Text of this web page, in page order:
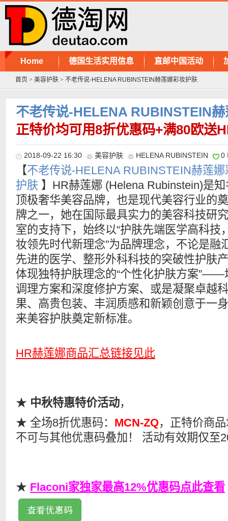
Home 德国生活实用信息 直邮中国活动
首页 > 美容护肤 > 不老传说-HELENA RUBINSTEIN赫莲娜彩妆护肤
不老传说-HELENA RUBINSTEIN
正特价均可用8折优惠码+满80欧送
2018-09-22 16:30 美容护肤 HELENA RUBINSTEIN 0
【不老传说-HELENA RUBINSTEIN赫莲娜
护肤 】HR赫莲娜 (Helena Rubinstein)是
顶极奢华美容品牌，也是现代美容行业的
牌之一，她在国际最具实力的美容科技研
室的支持下，始终以“护肤先端医学高科技
妆领先时代新理念”为品牌理念，不论是融
先进的医学、整形外科科技的突破性护肤
体现独特护肤理念的“个性化护肤方案”――
调理方案和深度修护方案、或是凝聚卓越
果、高贵包装、丰润质感和新颖创意于一
来美容护肤奠定新标准。
HR赫莲娜商品汇总链接见此
★ 中秋特惠特价活动，
★ 全场8折优惠码： MCN-ZQ，正特价商
不可与其他优惠码叠加！ 活动有效期仅至
★ Flaconi家独家最高12%优惠码点此查看